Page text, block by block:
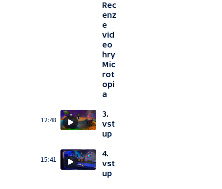
Rec
enz
e
vid
eo
hry
Mic
rot
opi
a
12:48
3.
vst
up
15:41
4.
vst
up